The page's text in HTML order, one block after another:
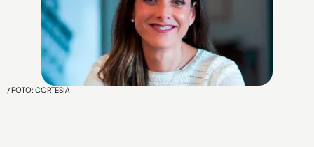
/ FOTO: CORTESÍA.